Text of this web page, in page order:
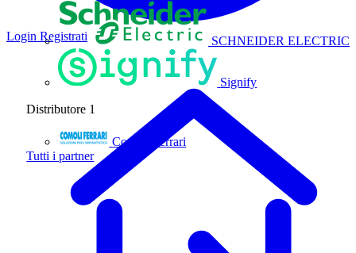
SCHNEIDER ELECTRIC
Signify
Distributore 1
Comoli Ferrari
Tutti i partner
Login Registrati